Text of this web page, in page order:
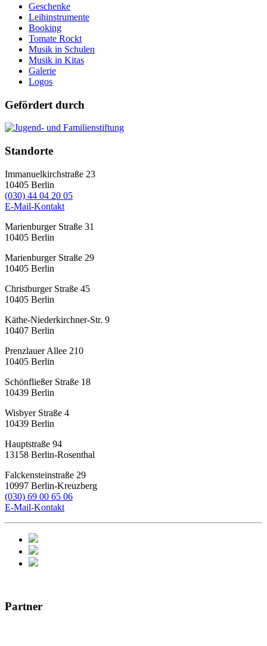
Geschenke
Leihinstrumente
Booking
Tomate Rockt
Musik in Schulen
Musik in Kitas
Galerie
Logos
Gefördert durch
Standorte
Immanuelkirchstraße 23
10405 Berlin
(030) 44 04 20 05
E-Mail-Kontakt
Marienburger Straße 31
10405 Berlin
Marienburger Straße 29
10405 Berlin
Christburger Straße 45
10405 Berlin
Käthe-Niederkirchner-Str. 9
10407 Berlin
Prenzlauer Allee 210
10405 Berlin
Schönfließer Straße 18
10439 Berlin
Wisbyer Straße 4
10439 Berlin
Hauptstraße 94
13158 Berlin-Rosenthal
Falckensteinstraße 29
10997 Berlin-Kreuzberg
(030) 69 00 65 06
E-Mail-Kontakt
Partner